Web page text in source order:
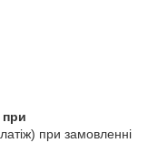
при
при замовленні